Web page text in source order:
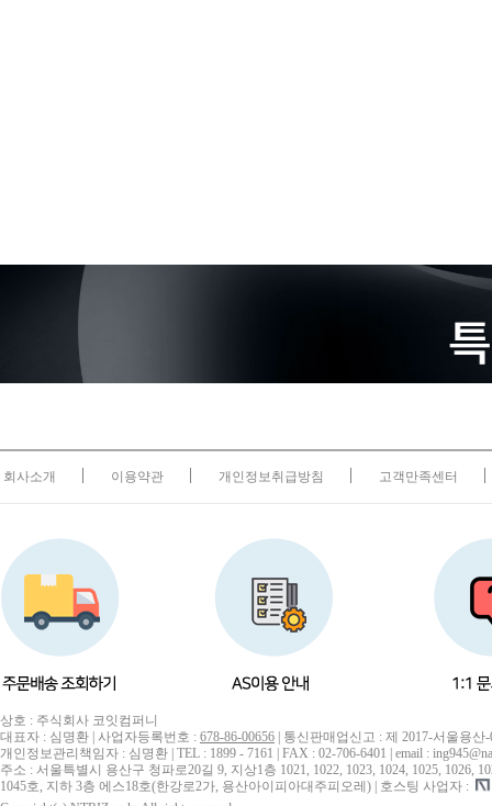
회사소개 이용약관 개인정보취급방침 고객만족센터
상호 : 주식회사 코잇컴퍼니
대표자 : 심명환 | 사업자등록번호 : 678-86-00656 | 통신판매업신고 : 제 2017-서울용산
개인정보관리책임자 : 심명환 | TEL : 1899 - 7161 | FAX : 02-706-6401 | email :
주소 : 서울특별시 용산구 청파로20길 9, 지상1층 1021, 1022, 1023, 1024, 1025, 1026,
1045호, 지하 3층 에스18호(한강로2가, 용산아이피아대주피오레) | 호스팅 사업자 :